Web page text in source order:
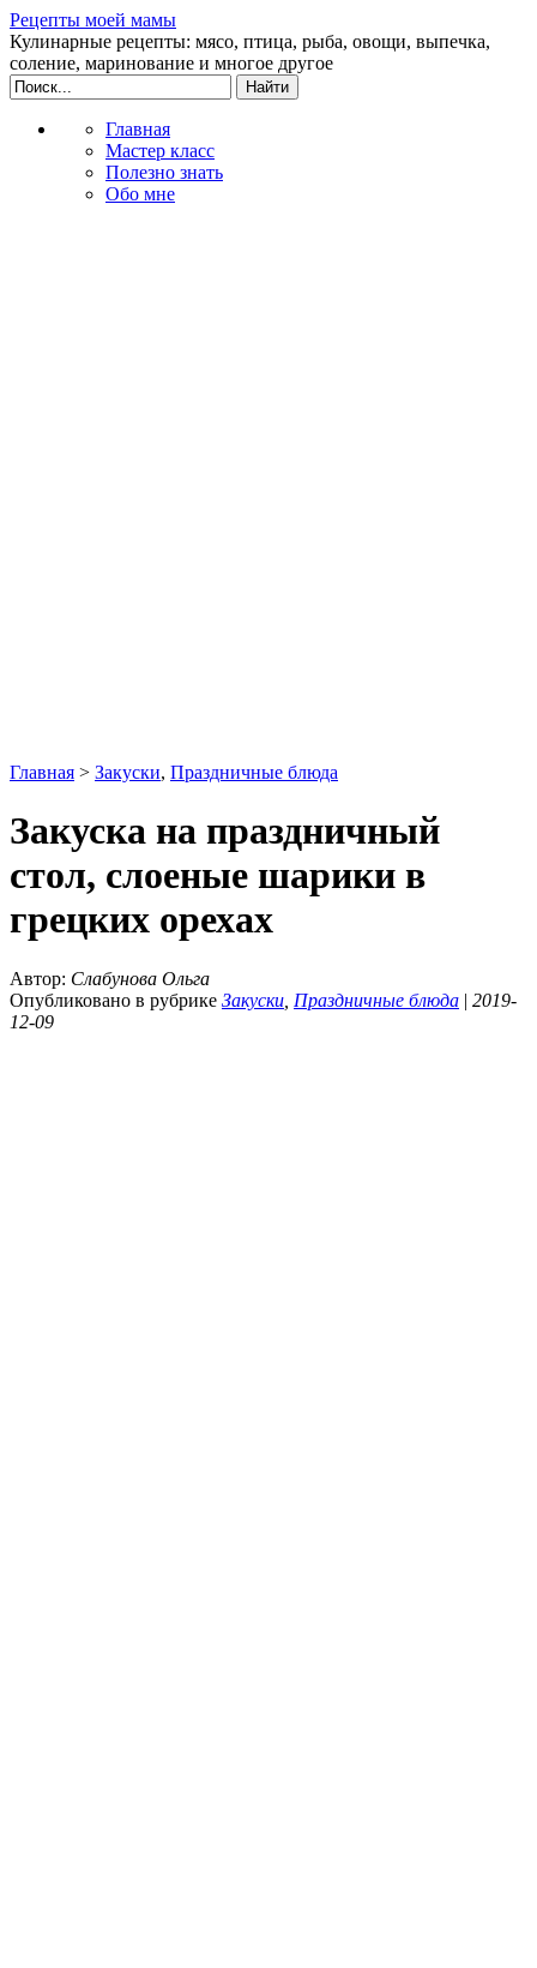
Рецепты моей мамы
Кулинарные рецепты: мясо, птица, рыба, овощи, выпечка,
соление, маринование и многое другое
Главная
Мастер класс
Полезно знать
Обо мне
Главная > Закуски, Праздничные блюда
Закуска на праздничный
стол, слоеные шарики в
грецких орехах
Автор: Слабунова Ольга
Опубликовано в рубрике Закуски Праздничные блюда | 2019-
12-09